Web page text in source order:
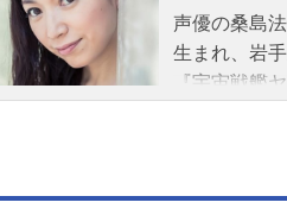
声優の桑島
生まれ、岩
『宇宙戦艦